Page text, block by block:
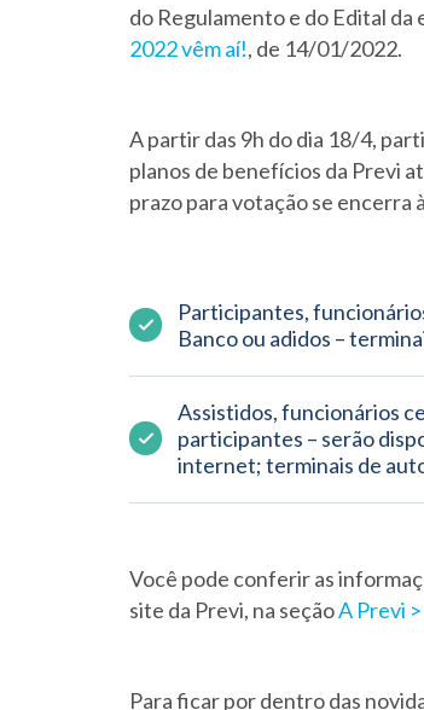
do Regulamento e do Edital
2022 vêm aí!, de 14/01/2022.
A partir das 9h do dia 18/4,
planos de benefícios da Previ
prazo para votação se encerra
Participantes,
Banco ou adidos –
Assistidos, funcionários
participantes – serão
internet; terminais de
Você pode conferir as
site da Previ, na seçãoA Previ
Para ficar por dentro das